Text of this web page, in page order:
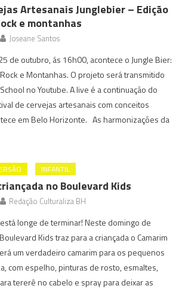
Artesanais Junglebier – Edição
e montanhas
Joseane Santos
de outubro, ás 16h00, acontece o Jungle Bier:
e Montanhas. O projeto será transmitido
no Youtube. A live é a continuação do
de cervejas artesanais com conceitos
em Belo Horizonte. As harmonizações da
INFANTIL
no Boulevard Kids
Redação Culturaliza BH
longe de terminar! Neste domingo de
Kids traz para a criançada o Camarim
um verdadeiro camarim para os pequenos
com espelho, pinturas de rosto, esmaltes,
tererê no cabelo e spray para deixar as